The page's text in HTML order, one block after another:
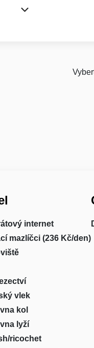
internet
mazlíčci (236 Kč/den)
vlek
kol
lyží
ricochet